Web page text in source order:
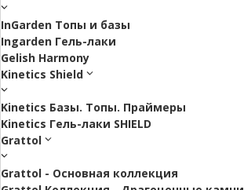
InGarden Топы и базы
Ingarden Гель-лаки
Gelish Harmony
Kinetics Shield
Kinetics Базы. Топы. Праймеры
Kinetics Гель-лаки SHIELD
Grattol
Grattol - Oснoвнaя коллекция